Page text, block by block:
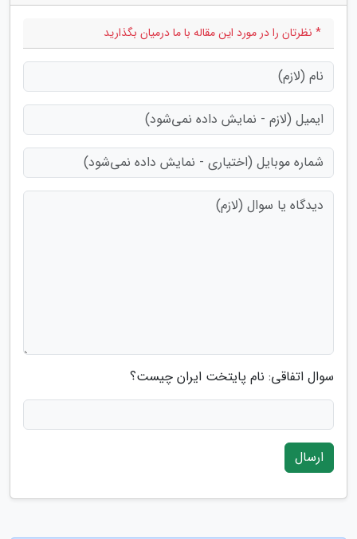
* نظرتان را در مورد این مقاله با ما درمیان بگذارید
سوال اتفاقی: نام پایتخت ایران چیست؟
ارسال